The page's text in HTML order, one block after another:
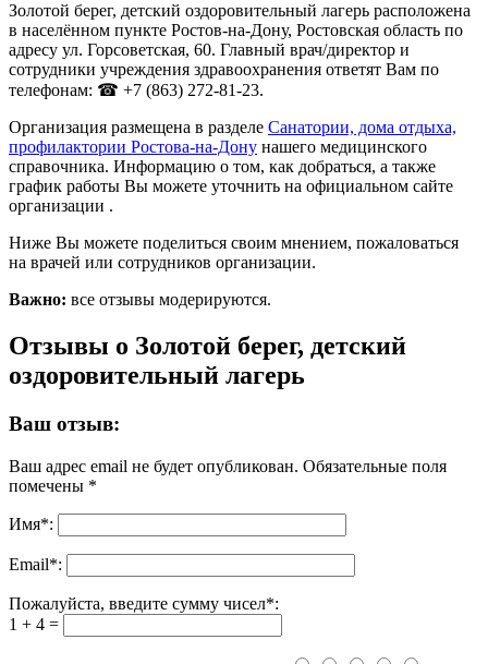
Золотой берег, детский оздоровительный лагерь расположена
в населённом пункте Ростов-на-Дону, Ростовская область по
адресу ул. Горсоветская, 60. Главный врач/директор и
сотрудники учреждения здравоохранения ответят Вам по
телефонам: ☎ +7 (863) 272-81-23.
Организация размещена в разделе Санатории, дома отдыха,
профилактории Ростова-на-Дону нашего медицинского
справочника. Информацию о том, как добраться, а также
график работы Вы можете уточнить на официальном сайте
организации .
Ниже Вы можете поделиться своим мнением, пожаловаться
на врачей или сотрудников организации.
Важно: все отзывы модерируются.
Отзывы о Золотой берег, детский
оздоровительный лагерь
Ваш отзыв:
Ваш адрес email не будет опубликован. Обязательные поля
помечены *
Имя*:
Email*:
Пожалуйста, введите сумму чисел*:
1 + 4 =